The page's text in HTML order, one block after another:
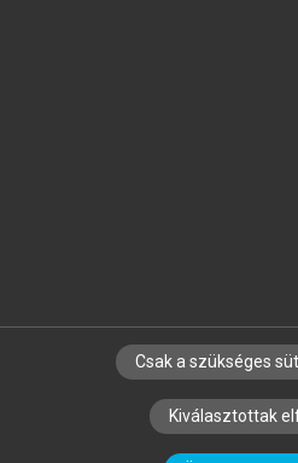
SZERZŐKNEK CÉGEKNEK
SZERKESZTÉSI ÉS
Csak a szükséges
Kiválasztottak